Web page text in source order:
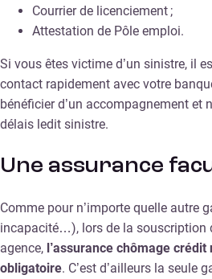
Courrier de licenciement ;
Attestation de Pôle emploi.
Si vous êtes victime d’un sinistre, il
contact rapidement avec votre
bénéficier d’un accompagnement et
délais ledit sinistre.
Une assurance
Comme pour n’importe quelle autre
incapacité…), lors de la souscription
agence, l’assurance chômage crédit
obligatoire. C’est d’ailleurs la seule